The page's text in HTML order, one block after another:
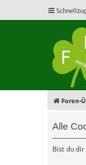
Foren-
Alle
Bist du dir